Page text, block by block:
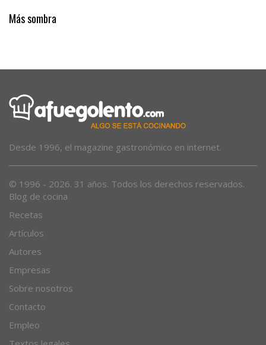
Más sombra
Desde 1996, el magazine gastronómico en internet.
© 1996 - 2026. 31 años. Todos los derechos reservados.
Blog de cocina
Recetas
Artículos
Autores
Empresas
Sobre nosotros
Contacto
Empleo